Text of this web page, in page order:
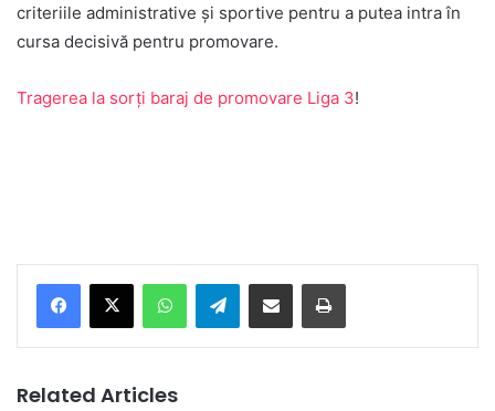
criteriile administrative și sportive pentru a putea intra în
cursa decisivă pentru promovare.
Tragerea la sorți baraj de promovare Liga 3!
Telegram
Related Articles